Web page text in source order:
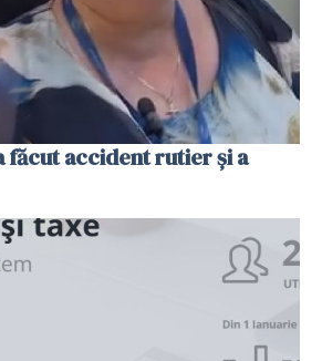
făcut accident rutier și a